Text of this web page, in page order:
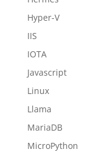
Hyper-V
IIS
IOTA
Javascript
Linux
Llama
MariaDB
MicroPython